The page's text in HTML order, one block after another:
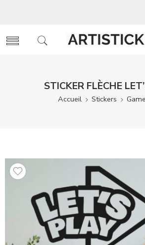
STICKER FLÈCHE
Accueil Stickers